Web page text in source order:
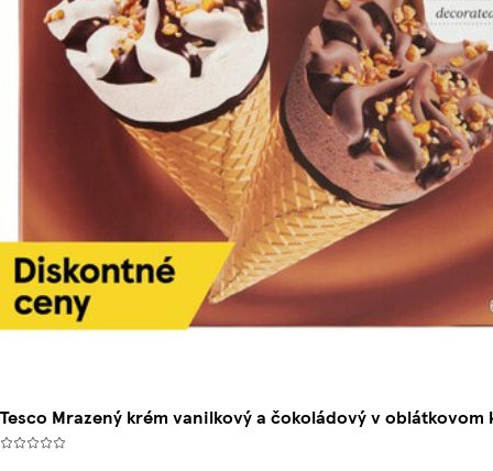
Tesco Mrazený krém vanilkový a čokoládový v oblátkovom